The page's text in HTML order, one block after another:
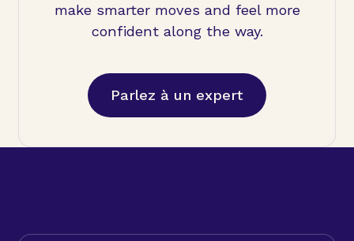
make smarter moves and feel more
confident along the way.
Parlez à un expert